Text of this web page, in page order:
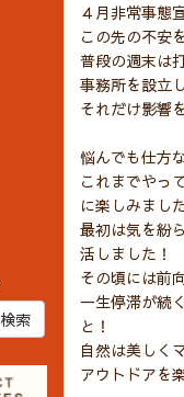
４月非常事態
この先の不安
普段の週末は
事務所を設立
それだけ影響
悩んでも仕方
これまでやっ
に楽しみました
最初は気を紛
活しました！
その頃には前
一生停滞が続
と！
自然は美しく
アウトドアを